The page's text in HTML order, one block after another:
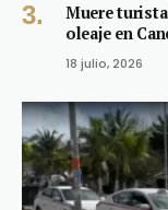
Muere
oleaje en
18 julio, 2026